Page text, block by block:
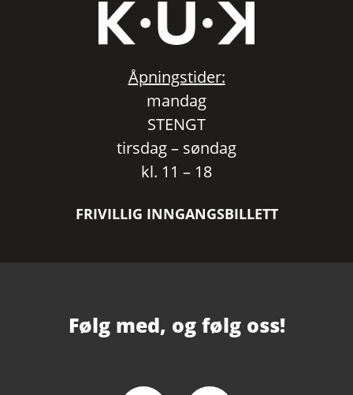
Åpningstider:
mandag
STENGT
tirsdag – søndag
kl. 11 – 18
FRIVILLIG INNGANGSBILLETT
Følg med, og følg oss!